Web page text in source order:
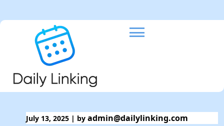
Skip
July 13, 2025 | by admin@dailylinking.com